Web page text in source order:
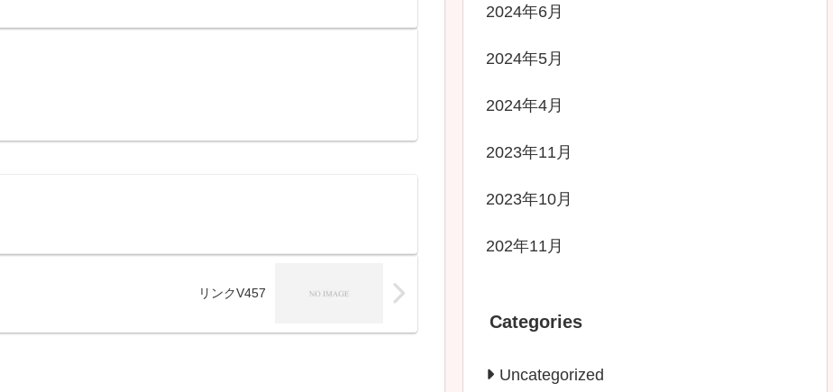
リンクV457
2024年6月
2024年5月
2024年4月
2023年11月
2023年10月
202年11月
Categories
Uncategorized